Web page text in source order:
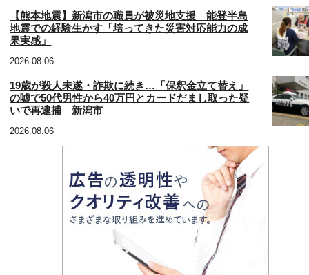
【熊本地震】新潟市の職員が被災地支援 能登半島
地震での経験生かす「培ってきた災害対応能力の成
果実感」
2026.08.06
19歳が殺人未遂・詐欺に続き…「保釈金立て替え」
の嘘で50代男性から40万円とカードだまし取った疑
いで再逮捕 新潟市
2026.08.06